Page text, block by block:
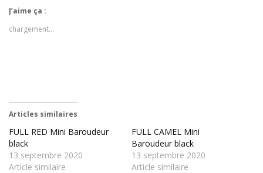
J’aime ça :
chargement…
Articles similaires
FULL RED Mini Baroudeur
black
13 septembre 2020
Article similaire
FULL CAMEL Mini
Baroudeur black
13 septembre 2020
Article similaire